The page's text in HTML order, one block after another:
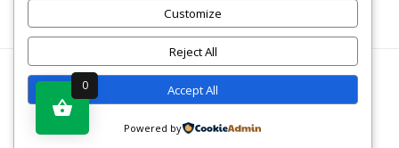
WWW.RECENZII-CARTI.RO ©2026 TOATE DREPTURILE
REZERVATE
Customize
Reject All
Accept All
Powered by
0
Vezi produsul în magazin